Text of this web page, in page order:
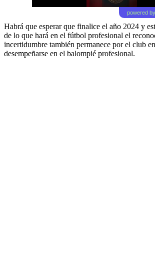
powered by
Habrá que esperar que finalice el año 2024 y
de lo que hará en el fútbol profesional el
incertidumbre también permanece por el club
desempeñarse en el balompié profesional.